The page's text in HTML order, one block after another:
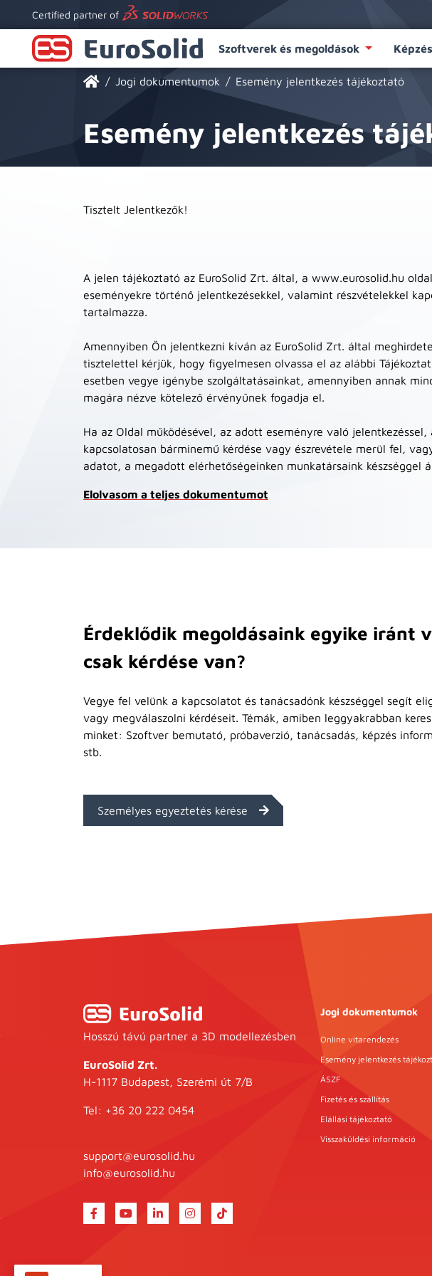
Certified partner of
Szoftverek és megoldások
Jogi dokumentumok Esemény jelentkezés tájékoztató
Esemény jelentkezés
Tisztelt Jelentkezők!
A jelen tájékoztató az EuroSolid Zrt. által, a www.eurosolid.hu
eseményekre történő jelentkezésekkel, valamint részvételekkel
tartalmazza.
Amennyiben Ön jelentkezni kíván az EuroSolid Zrt. által
tisztelettel kérjük, hogy figyelmesen olvassa el az alábbi
esetben vegye igénybe szolgáltatásainkat, amennyiben annak
magára nézve kötelező érvényűnek fogadja el.
Ha az Oldal működésével, az adott eseményre való
kapcsolatosan bárminemű kérdése vagy észrevétele merül fel,
adatot, a megadott elérhetőségeinken munkatársaink készséggel
Elolvasom a teljes dokumentumot
Érdeklődik megoldásaink egyike iránt
csak kérdése van?
Vegye fel velünk a kapcsolatot és tanácsadónk készséggel segít
vagy megválaszolni kérdéseit. Témák, amiben leggyakrabban
minket: Szoftver bemutató, próbaverzió, tanácsadás, képzés
stb.
Személyes egyeztetés kérése
Hosszú távú partner a 3D modellezésben
EuroSolid Zrt.
H-1117 Budapest, Szerémi út 7/B
Tel: +36 20 222 0454
support@eurosolid.hu
info@eurosolid.hu
Jogi dokumentumok
Online vitarendezés
Esemény jelentkezés
ÁSZF
Fizetés és szállítás
Elállási tájékoztató
Visszaküldési információ